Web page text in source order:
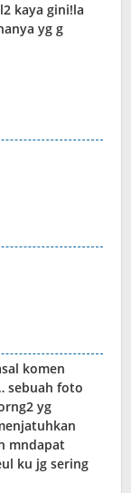
kaya gini!la
yg g
komen
sebuah foto
yg
mndapat
ku jg sering